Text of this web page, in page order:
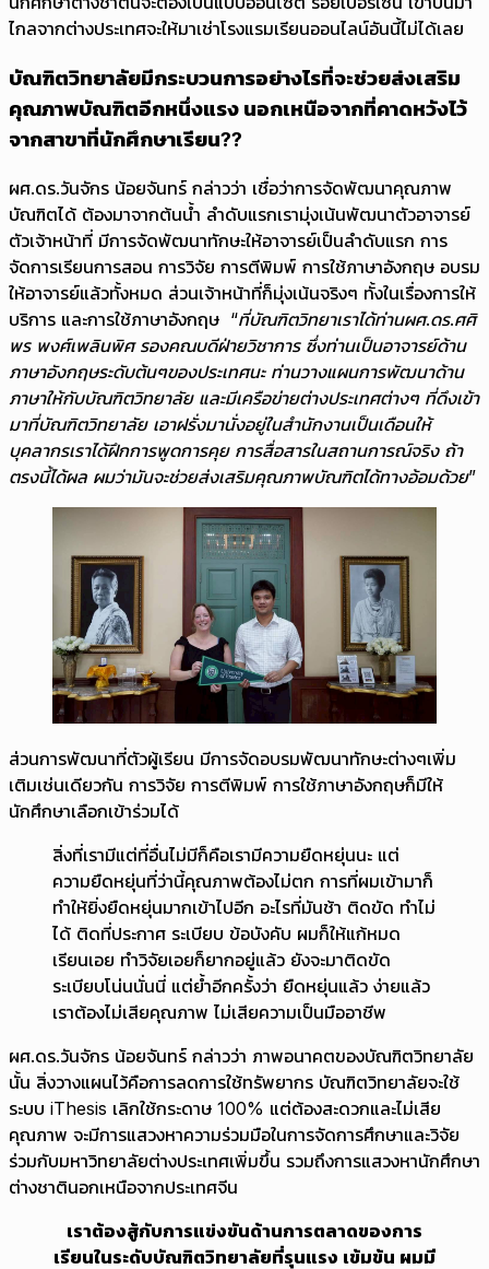
ไกลจากต่างประเทศจะให้มาเช่าโรงแรมเรียนออนไลน์อันนี้ไม่ได้เลย
บัณฑิตวิทยาลัยมีกระบวนการอย่างไรที่จะช่วยส่งเสริม
คุณภาพบัณฑิตอีกหนึ่งแรง นอกเหนือจากที่คาดหวังไว้
จากสาขาที่นักศึกษาเรียน??
ผศ.ดร.วันจักร น้อยจันทร์ กล่าวว่า เชื่อว่าการจัดพัฒนาคุณภาพ
บัณฑิตได้ ต้องมาจากต้นน้ำ ลำดับแรกเรามุ่งเน้นพัฒนาตัวอาจารย์
ตัวเจ้าหน้าที่ มีการจัดพัฒนาทักษะให้อาจารย์เป็นลำดับแรก การ
จัดการเรียนการสอน การวิจัย การตีพิมพ์ การใช้ภาษาอังกฤษ อบรม
ให้อาจารย์แล้วทั้งหมด ส่วนเจ้าหน้าที่ก็มุ่งเน้นจริงๆ ทั้งในเรื่องการให้
บริการ และการใช้ภาษาอังกฤษ “ที่บัณฑิตวิทยาเราได้ท่านผศ.ดร.ศศิ
พร พงศ์เพลินพิศ รองคณบดีฝ่ายวิชาการ ซึ่งท่านเป็นอาจารย์ด้าน
ภาษาอังกฤษระดับต้นๆของประเทศนะ ท่านวางแผนการพัฒนาด้าน
ภาษาให้กับบัณฑิตวิทยาลัย และมีเครือข่ายต่างประเทศต่างๆ ที่ดึงเข้า
มาที่บัณฑิตวิทยาลัย เอาฝรั่งมานั่งอยู่ในสำนักงานเป็นเดือนให้
บุคลากรเราได้ฝึกการพูดการคุย การสื่อสารในสถานการณ์จริง ถ้า
ตรงนี้ได้ผล ผมว่ามันจะช่วยส่งเสริมคุณภาพบัณฑิตได้ทางอ้อมด้วย”
ส่วนการพัฒนาที่ตัวผู้เรียน มีการจัดอบรมพัฒนาทักษะต่างๆเพิ่ม
เติมเช่นเดียวกัน การวิจัย การตีพิมพ์ การใช้ภาษาอังกฤษก็มีให้
นักศึกษาเลือกเข้าร่วมได้
สิ่งที่เรามีแต่ที่อื่นไม่มีก็คือเรามีความยืดหยุ่นนะ แต่
ความยืดหยุ่นที่ว่านี้คุณภาพต้องไม่ตก การที่ผมเข้ามาก็
ทำให้ยิ่งยืดหยุ่นมากเข้าไปอีก อะไรที่มันช้า ติดขัด ทำไม่
ได้ ติดที่ประกาศ ระเบียบ ข้อบังคับ ผมก็ให้แก้หมด
เรียนเอย ทำวิจัยเอยก็ยากอยู่แล้ว ยังจะมาติดขัด
ระเบียบโน่นนั่นนี่ แต่ย้ำอีกครั้งว่า ยืดหยุ่นแล้ว ง่ายแล้ว
เราต้องไม่เสียคุณภาพ ไม่เสียความเป็นมืออาชีพ
ผศ.ดร.วันจักร น้อยจันทร์ กล่าวว่า ภาพอนาคตของบัณฑิตวิทยาลัย
นั้น สิ่งวางแผนไว้คือการลดการใช้ทรัพยากร บัณฑิตวิทยาลัยจะใช้
ระบบ iThesis เลิกใช้กระดาษ 100% แต่ต้องสะดวกและไม่เสีย
คุณภาพ จะมีการแสวงหาความร่วมมือในการจัดการศึกษาและวิจัย
ร่วมกับมหาวิทยาลัยต่างประเทศเพิ่มขึ้น รวมถึงการแสวงหานักศึกษา
ต่างชาตินอกเหนือจากประเทศจีน
เราต้องสู้กับการแข่งขันด้านการตลาดของการ
เรียนในระดับบัณฑิตวิทยาลัยที่รุนแรง เข้มข้น ผมมี